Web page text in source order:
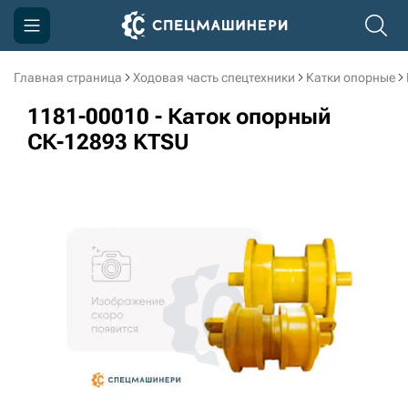
Главная страница Ходовая часть спецтехники Катки опорные
1181-00010 - Каток опорный
СК-12893 KTSU
Компания
Акции
3D тур по производству
3D тур по складам
sksale@skdst.ru